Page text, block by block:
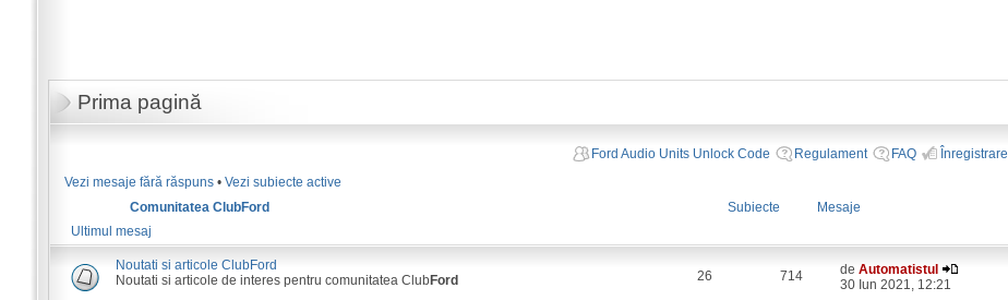
Prima pagină
Ford Audio Units Unlock Code Regulament FAQ Înregistrare
Vezi mesaje fără răspuns• Vezi subiecte active
Comunitatea ClubFord
Subiecte
Mesaje
Ultimul mesaj
Noutati si articole ClubFord
Noutati si articole de interes pentru comunitatea ClubFord 26 714 deAutomatistul
30 Iun 2021, 12:21